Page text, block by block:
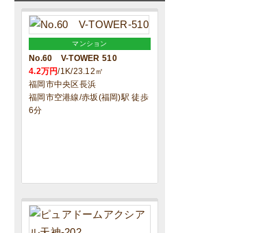
マンション
No.60 V-TOWER 510
4.2万円/1K/23.12㎡
福岡市中央区長浜
福岡市空港線/赤坂(福岡)駅 徒歩
6分